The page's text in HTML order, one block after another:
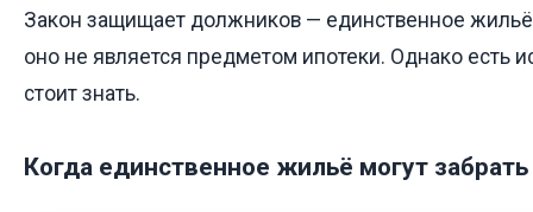
Закон защищает должников — единственное жильё
оно не является предметом ипотеки. Однако есть
стоит знать.
Когда единственное жильё могут забрать